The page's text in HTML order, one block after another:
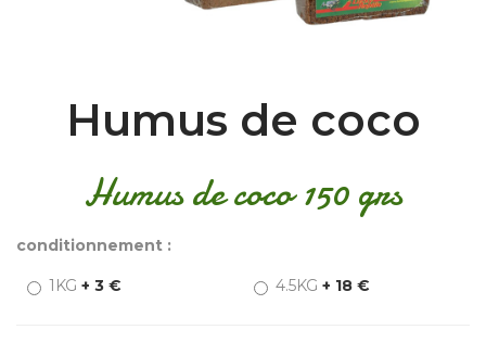
Humus de coco
Humus de coco 150 grs
conditionnement :
1KG + 3 € 4.5KG + 18 €